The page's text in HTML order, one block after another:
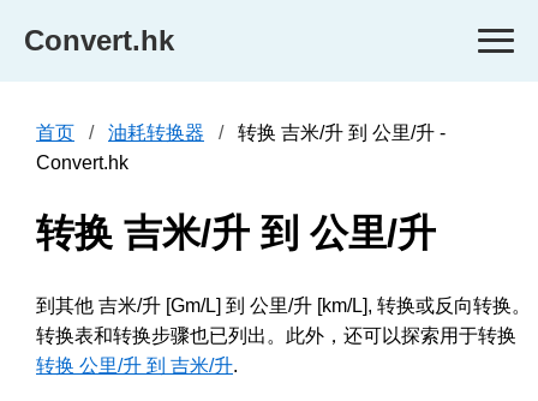
Convert.hk
首页 油耗转换器
转换 吉米/升 到 公里/升 -
Convert.hk
转换 吉米/升 到 公里/升
到其他 吉米/升 [Gm/L] 到 公里/升 [km/L], 转换或反向转换。
转换表和转换步骤也已列出。此外，还可以探索用于转换
转换 公里/升 到 吉米/升.